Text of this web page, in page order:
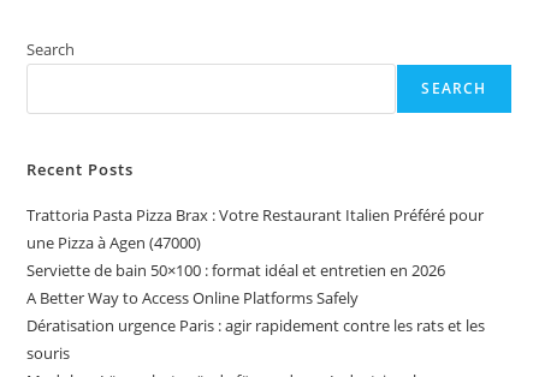
Search
SEARCH
Recent Posts
Trattoria Pasta Pizza Brax : Votre Restaurant Italien Préféré pour
une Pizza à Agen (47000)
Serviette de bain 50×100 : format idéal et entretien en 2026
A Better Way to Access Online Platforms Safely
Dératisation urgence Paris : agir rapidement contre les rats et les
souris